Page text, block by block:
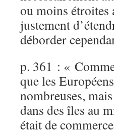
ou moins étroites
justement
déborder
p. 361 : «
que les
nombreuses,
dans des îles au
était de